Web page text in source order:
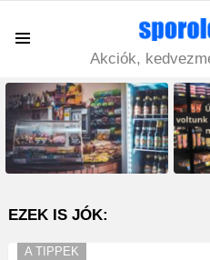
Akciók,
LATEST
STORIES
EZEK IS JÓK:
A TIPPEK